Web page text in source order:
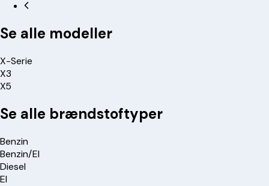
Se alle modeller
X-Serie
X3
X5
Se alle brændstoftyper
Benzin
Benzin/El
Diesel
El